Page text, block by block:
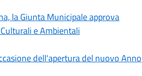
la Giunta Municipale approva
e Ambientali
dell'apertura del nuovo Anno